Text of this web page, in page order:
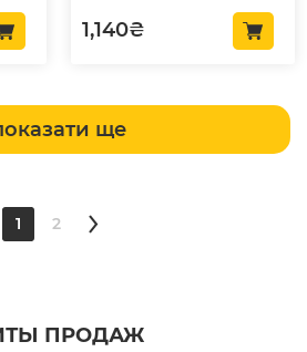
1,140₴
ще
1 2
ПРОДАЖ